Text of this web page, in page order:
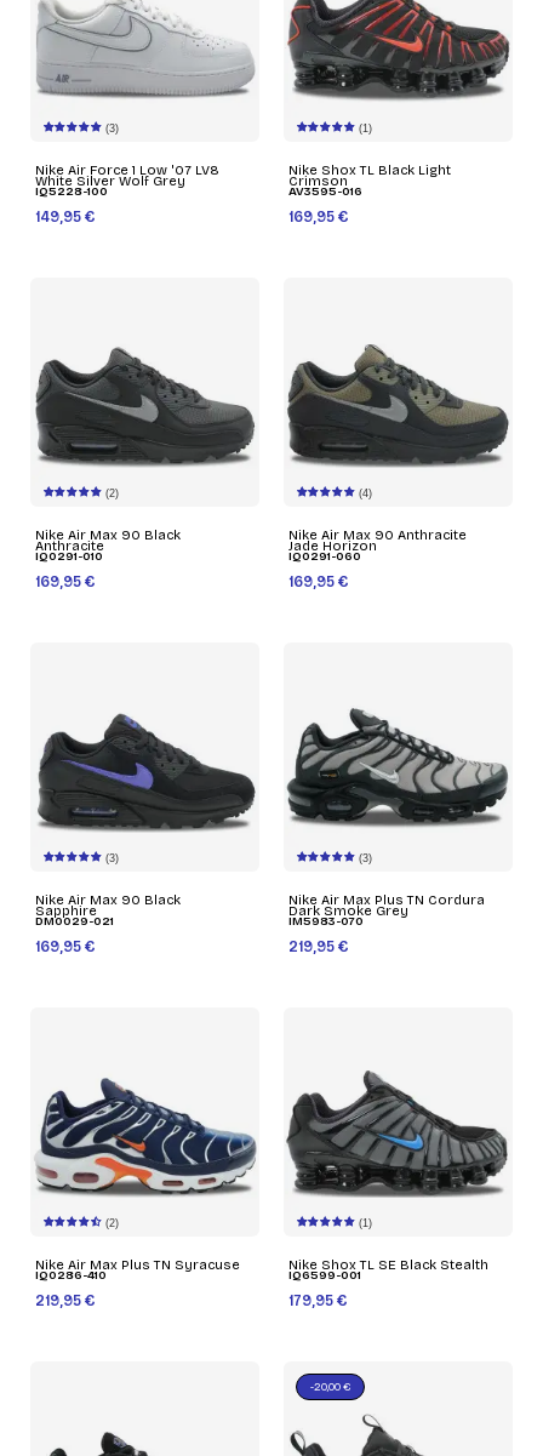
(3)
Nike Air Force 1 Low '07 LV8
White Silver Wolf Grey
IQ5228-100
149,95 €
(1)
Nike Shox TL Black Light
Crimson
AV3595-016
169,95 €
(2)
Nike Air Max 90 Black
Anthracite
IQ0291-010
169,95 €
(4)
Nike Air Max 90 Anthracite
Jade Horizon
IQ0291-060
169,95 €
(3)
Nike Air Max 90 Black
Sapphire
DM0029-021
169,95 €
(3)
Nike Air Max Plus TN Cordura
Dark Smoke Grey
IM5983-070
219,95 €
(2)
Nike Air Max Plus TN Syracuse
IQ0286-410
219,95 €
(1)
Nike Shox TL SE Black Stealth
IQ6599-001
179,95 €
-20,00 €